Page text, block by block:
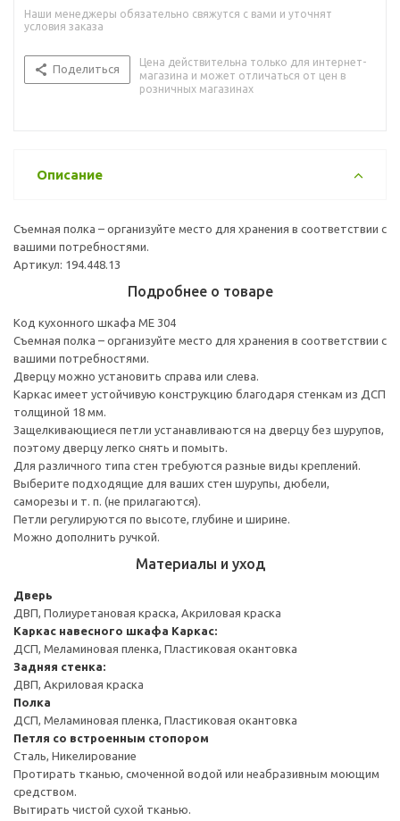
Наши менеджеры обязательно свяжутся с вами и уточнят
условия заказа
Поделиться
Цена действительна только для интернет-
магазина и может отличаться от цен в
розничных магазинах
Описание
Съемная полка – организуйте место для хранения в соответствии с
вашими потребностями.
Артикул: 194.448.13
Подробнее о товаре
Код кухонного шкафа ME 304
Съемная полка – организуйте место для хранения в соответствии с
вашими потребностями.
Дверцу можно установить справа или слева.
Каркас имеет устойчивую конструкцию благодаря стенкам из ДСП
толщиной 18 мм.
Защелкивающиеся петли устанавливаются на дверцу без шурупов,
поэтому дверцу легко снять и помыть.
Для различного типа стен требуются разные виды креплений.
Выберите подходящие для ваших стен шурупы, дюбели,
саморезы и т. п. (не прилагаются).
Петли регулируются по высоте, глубине и ширине.
Можно дополнить ручкой.
Материалы и уход
Дверь
ДВП, Полиуретановая краска, Акриловая краска
Каркас навесного шкафа Каркас:
ДСП, Меламиновая пленка, Пластиковая окантовка
Задняя стенка:
ДВП, Акриловая краска
Полка
ДСП, Меламиновая пленка, Пластиковая окантовка
Петля со встроенным стопором
Сталь, Никелирование
Протирать тканью, смоченной водой или неабразивным моющим
средством.
Вытирать чистой сухой тканью.